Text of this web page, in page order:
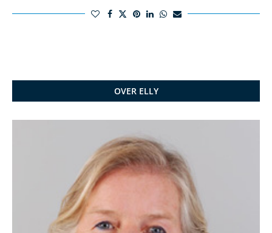
OVER ELLY